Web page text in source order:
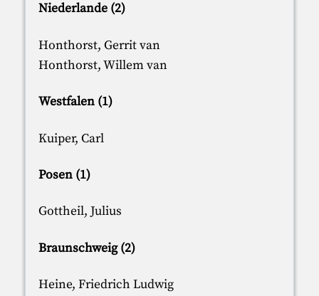
Niederlande (2)
Honthorst, Gerrit van
Honthorst, Willem van
Westfalen (1)
Kuiper, Carl
Posen (1)
Gottheil, Julius
Braunschweig (2)
Heine, Friedrich Ludwig